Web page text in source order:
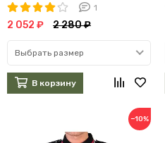
1
2 052 ₽ 2 280 ₽
Выбрать размер
В корзину
−10%